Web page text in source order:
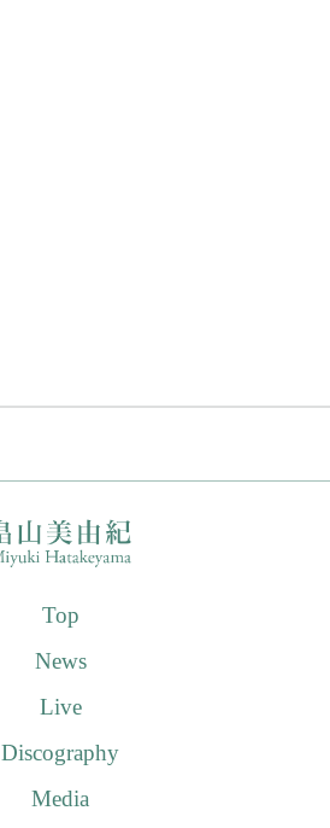
Top
News
Live
Discography
Media